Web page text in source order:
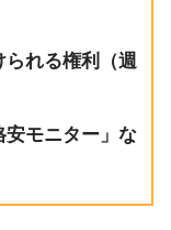
られる権利（週
安モニター」な